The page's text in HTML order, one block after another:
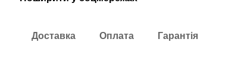
Доставка Оплата Гарантія